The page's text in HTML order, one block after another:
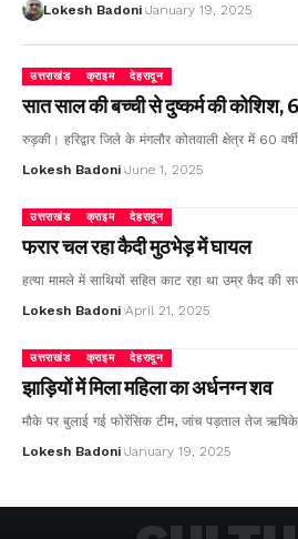
Lokesh Badoni January 19, 2025
उत्तराखंड क्राइम देहरादून
सात साल की बच्ची से दुष्कर्म की
रुड़की। हरिद्वार जिले के मंगलौर कोतवाली क्षेत्र में 60
Lokesh Badoni June 1, 2025
उत्तराखंड क्राइम देहरादून
फरार चल रहा कैदी मुठभेड़ में घायल
हत्या मामले में साथियों सहित काट रहा था उम्र कैद की
Lokesh Badoni April 21, 2025
उत्तराखंड क्राइम देहरादून
झाड़ियों में मिला महिला का अर्धनग्न शव
मौके पर बुलाई गई फोरेंसिक टीम, जांच पड़ताल तेज
Lokesh Badoni January 19, 2025